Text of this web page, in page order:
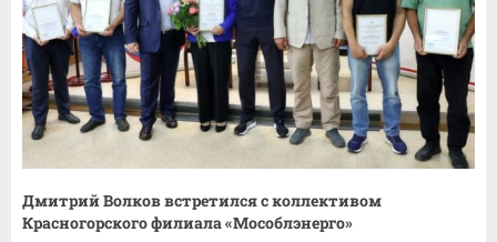
Дмитрий Волков встретился с коллективом
Красногорского филиала «Мособлэнерго»